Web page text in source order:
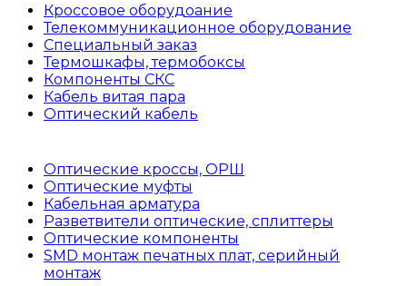
Кроссовое оборудоание
Телекоммуникационное оборудование
Специальный заказ
Термошкафы, термобоксы
Компоненты СКС
Кабель витая пара
Оптический кабель
Оптические кроссы, ОРШ
Оптические муфты
Кабельная арматура
Разветвители оптические, сплиттеры
Оптические компоненты
SMD монтаж печатных плат, серийный
монтаж